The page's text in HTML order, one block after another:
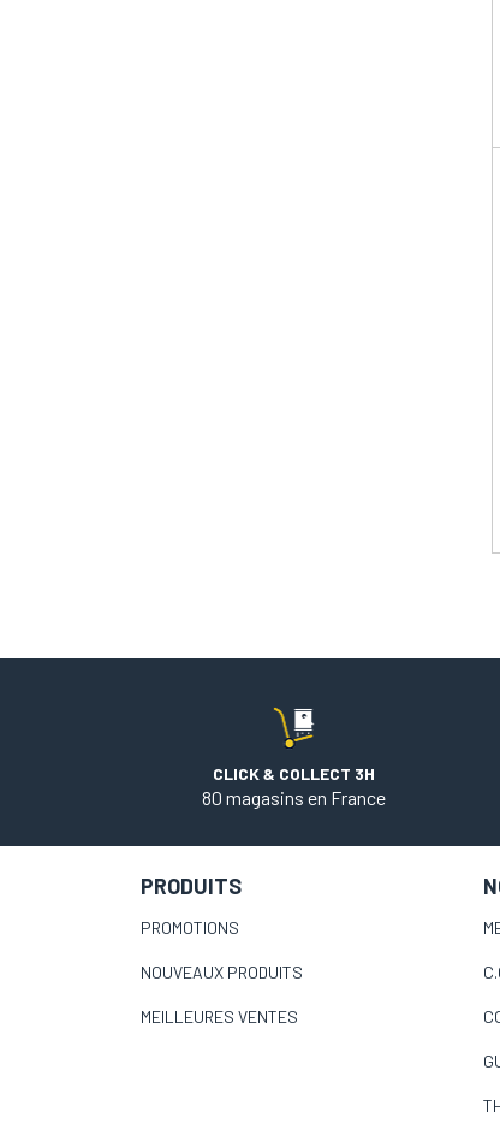
CLICK & COLLECT 3H
80 magasins en France
PRODUITS
PROMOTIONS
NOUVEAUX PRODUITS
MEILLEURES VENTES